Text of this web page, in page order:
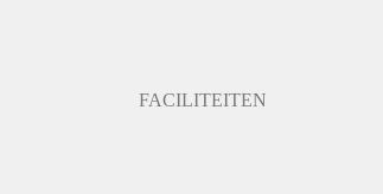
FACILITEITEN